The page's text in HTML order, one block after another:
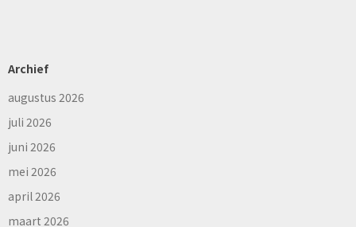
Archief
augustus 2026
juli 2026
juni 2026
mei 2026
april 2026
maart 2026